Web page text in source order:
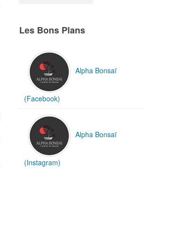
Les Bons Plans
Alpha Bonsaï
(Facebook)
Alpha Bonsaï
(Instagram)